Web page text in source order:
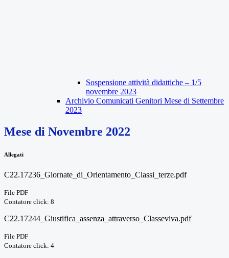
Sospensione attività didattiche – 1/5
novembre 2023
Archivio Comunicati Genitori Mese di Settembre
2023
Mese di Novembre 2022
Allegati
C22.17236_Giornate_di_Orientamento_Classi_terze.pdf
File PDF
Contatore click: 8
C22.17244_Giustifica_assenza_attraverso_Classeviva.pdf
File PDF
Contatore click: 4